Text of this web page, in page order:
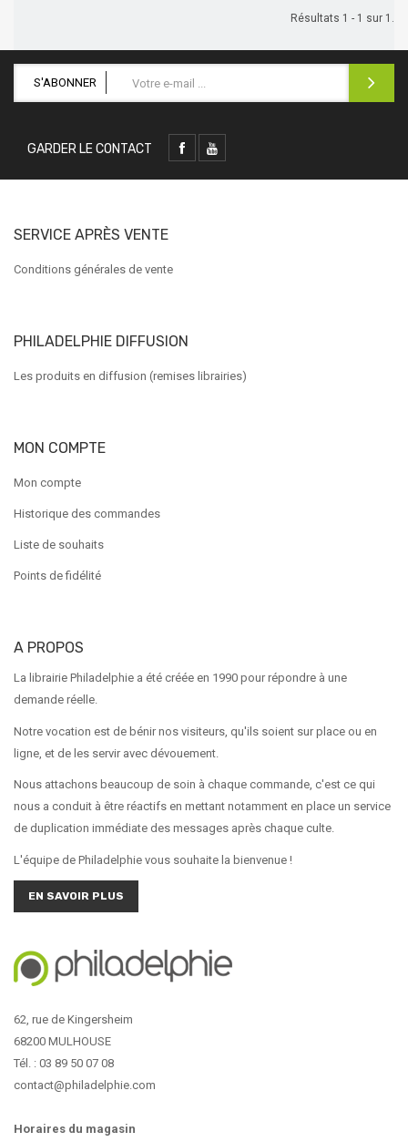
Résultats 1 - 1 sur 1.
S'ABONNER
GARDER LE CONTACT
SERVICE APRÈS VENTE
Conditions générales de vente
PHILADELPHIE DIFFUSION
Les produits en diffusion (remises librairies)
MON COMPTE
Mon compte
Historique des commandes
Liste de souhaits
Points de fidélité
A PROPOS
La librairie Philadelphie a été créée en 1990 pour répondre à une
demande réelle.
Notre vocation est de bénir nos visiteurs, qu'ils soient sur place ou en
ligne, et de les servir avec dévouement.
Nous attachons beaucoup de soin à chaque commande, c'est ce qui
nous a conduit à être réactifs en mettant notamment en place un service
de duplication immédiate des messages après chaque culte.
L'équipe de Philadelphie vous souhaite la bienvenue !
EN SAVOIR PLUS
62, rue de Kingersheim
68200 MULHOUSE
Tél. : 03 89 50 07 08
contact@philadelphie.com
Horaires du magasin